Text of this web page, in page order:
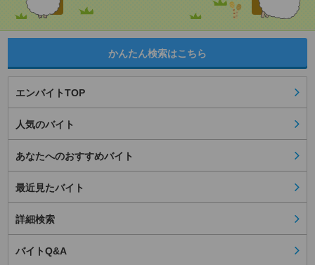
かんたん検索はこちら
エンバイトTOP
人気のバイト
あなたへのおすすめバイト
最近見たバイト
詳細検索
バイトQ&A